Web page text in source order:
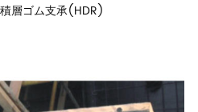
層ゴム支承(HDR)